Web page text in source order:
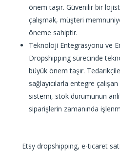
önem taşır. Güvenilir bir
çalışmak, müşteri
öneme sahiptir.
Teknoloji Entegrasyonu ve
Dropshipping sürecinde
büyük önem taşır.
sağlayıcılarla entegre
sistemi, stok durumunun
siparişlerin zamanında
Etsy dropshipping, e-ticaret